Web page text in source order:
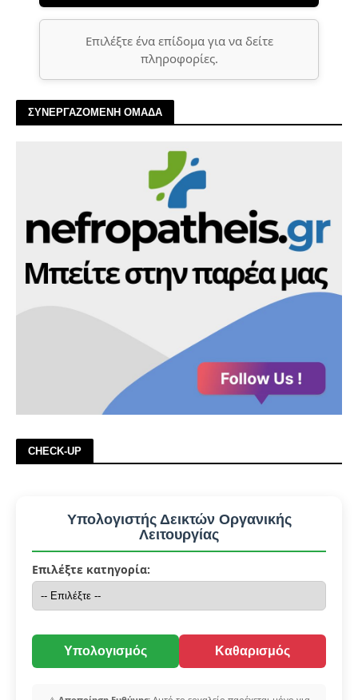
Επιλέξτε ένα επίδομα για να δείτε
πληροφορίες.
ΣΥΝΕΡΓΑΖΟΜΕΝΗ ΟΜΑΔΑ
CHECK-UP
Υπολογιστής Δεικτών Οργανικής
Λειτουργίας
Επιλέξτε κατηγορία:
Υπολογισμός Καθαρισμός